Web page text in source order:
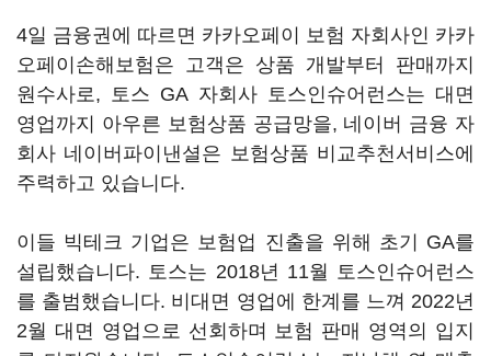
4일 금융권에 따르면 카카오페이 보험 자회사인 카카
오페이손해보험은 고객은 상품 개발부터 판매까지
원수사로, 토스 GA 자회사 토스인슈어런스는 대면
영업까지 아우른 보험상품 공급망을, 네이버 금융 자
회사 네이버파이낸셜은 보험상품 비교추천서비스에
주력하고 있습니다.
이들 빅테크 기업은 보험업 진출을 위해 초기 GA를
설립했습니다. 토스는 2018년 11월 토스인슈어런스
를 출범했습니다. 비대면 영업에 한계를 느껴 2022년
2월 대면 영업으로 선회하며 보험 판매 영역의 입지